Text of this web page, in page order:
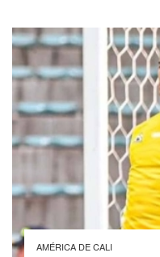
AMÉRICA DE CALI